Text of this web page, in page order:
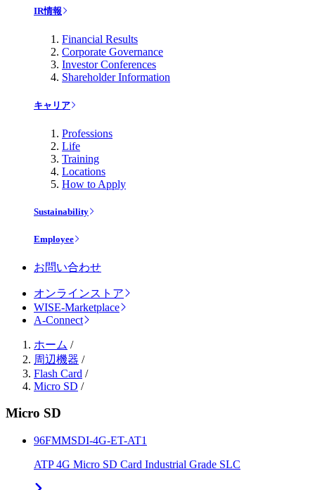
IR情報
Financial Results
Corporate Governance
Investor Conferences
Shareholder Information
キャリア
Professions
Life
Training
Locations
How to Apply
Sustainability
Employee
お問い合わせ
オンラインストア
WISE-Marketplace
A-Connect
ホーム /
周辺機器 /
Flash Card /
Micro SD /
Micro SD
96FMMSDI-4G-ET-AT1
ATP 4G Micro SD Card Industrial Grade SLC